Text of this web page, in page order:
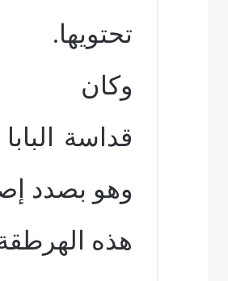
تحتويها.
وكان
قداسة
وهو بصدد
هذه